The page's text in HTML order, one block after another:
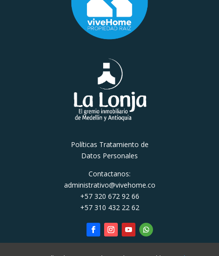
Políticas Tratamiento de
Datos Personales
Contactanos:
administrativo@vivehome.co
+57 320 672 92 66
+57 310 432 22 62